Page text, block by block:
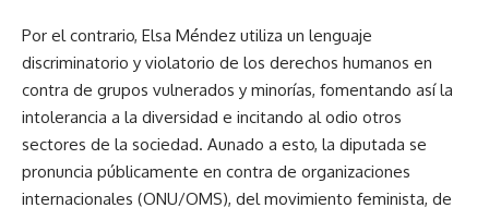
Por el contrario, Elsa Méndez utiliza un lenguaje
discriminatorio y violatorio de los derechos humanos en
contra de grupos vulnerados y minorías, fomentando así la
intolerancia a la diversidad e incitando al odio otros
sectores de la sociedad. Aunado a esto, la diputada se
pronuncia públicamente en contra de organizaciones
internacionales (ONU/OMS), del movimiento feminista, de